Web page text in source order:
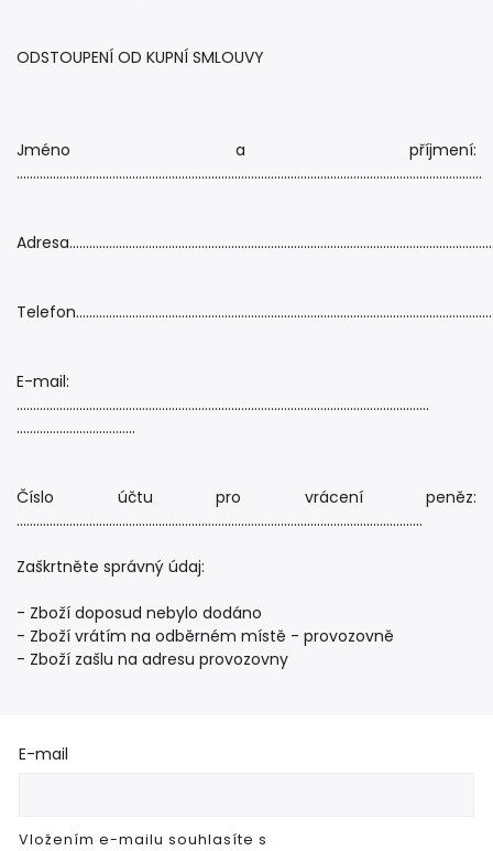
ODSTOUPENÍ OD KUPNÍ SMLOUVY
Jméno a příjmení:
……………………………………………………………………………………………………………………………
E-mail:
……………………………………………………………………………………………………………..
………………………………
Číslo účtu pro vrácení peněz:
……………………………………………………………………………………………………………
Zaškrtněte správný údaj:
- Zboží doposud nebylo dodáno
- Zboží vrátím na odběrném místě - provozovně
- Zboží zašlu na adresu provozovny
E-mail
Vložením e-mailu souhlasíte s